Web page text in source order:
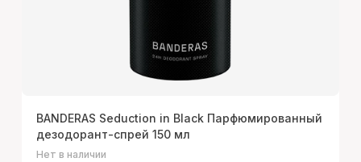
BANDERAS Seduction in Black Парфюмированный
дезодорант-спрей 150 мл
Нет в наличии